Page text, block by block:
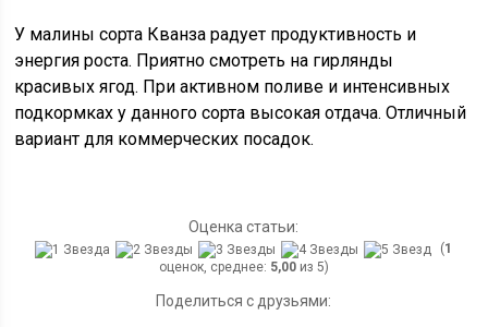
У малины сорта Кванза радует продуктивность и
энергия роста. Приятно смотреть на гирлянды
красивых ягод. При активном поливе и интенсивных
подкормках у данного сорта высокая отдача. Отличный
вариант для коммерческих посадок.
Оценка статьи:
(1
оценок, среднее: 5,00из 5)
Поделиться с друзьями: